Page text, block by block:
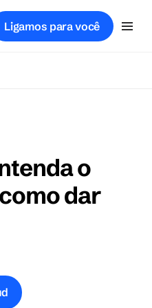
Ligamos para você
o
dar